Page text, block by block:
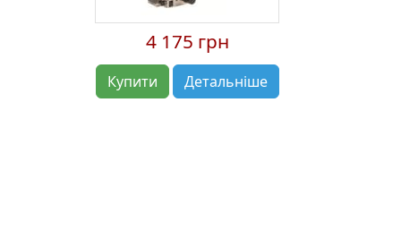
4 175 грн
Купити Детальніше